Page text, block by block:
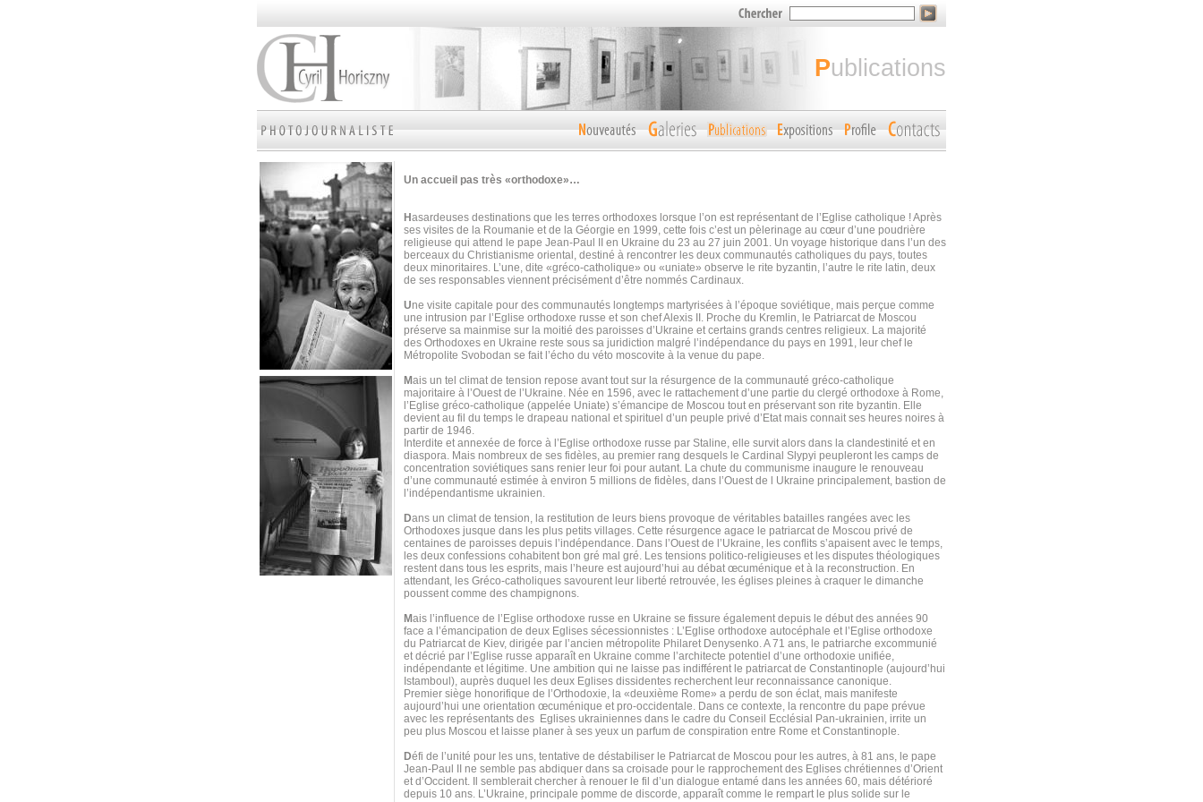
publications
Un accueil pas très «orthodoxe»…
H asardeuses destinations que les terres orthodoxes lorsque l’on est représentant de l’Eglise catholique ! Après
ses visites de la Roumanie et de la Géorgie en 1999, cette fois c’est un pèlerinage au cœur d’une poudrière
religieuse qui attend le pape Jean-Paul II en Ukraine du 23 au 27 juin 2001. Un voyage historique dans l’un des
berceaux du Christianisme oriental, destiné à rencontrer les deux communautés catholiques du pays, toutes
deux minoritaires. L’une, dite «gréco-catholique» ou «uniate» observe le rite byzantin, l’autre le rite latin, deux
de ses responsables viennent précisément d’être nommés Cardinaux.
Une visite capitale pour des communautés longtemps martyrisées à l’époque soviétique, mais perçue comme
une intrusion par l’Eglise orthodoxe russe et son chef Alexis II. Proche du Kremlin, le Patriarcat de Moscou
préserve sa mainmise sur la moitié des paroisses d’Ukraine et certains grands centres religieux. La majorité
des Orthodoxes en Ukraine reste sous sa juridiction malgré l’indépendance du pays en 1991, leur chef le
Métropolite Svobodan se fait l’écho du véto moscovite à la venue du pape.
Mais un tel climat de tension repose avant tout sur la résurgence de la communauté gréco-catholique
majoritaire à l’Ouest de l’Ukraine. Née en 1596, avec le rattachement d’une partie du clergé orthodoxe à Rome,
l’Eglise gréco-catholique (appelée Uniate) s’émancipe de Moscou tout en préservant son rite byzantin. Elle
devient au fil du temps le drapeau national et spirituel d’un peuple privé d’Etat mais connait ses heures noires à
partir de 1946.
Interdite et annexée de force à l’Eglise orthodoxe russe par Staline, elle survit alors dans la clandestinité et en
diaspora. Mais nombreux de ses fidèles, au premier rang desquels le Cardinal Slypyi peupleront les camps de
concentration soviétiques sans renier leur foi pour autant. La chute du communisme inaugure le renouveau
d’une communauté estimée à environ 5 millions de fidèles, dans l’Ouest de l Ukraine principalement, bastion de
l’indépendantisme ukrainien.
Dans un climat de tension, la restitution de leurs biens provoque de véritables batailles rangées avec les
Orthodoxes jusque dans les plus petits villages. Cette résurgence agace le patriarcat de Moscou privé de
centaines de paroisses depuis l’indépendance. Dans l’Ouest de l’Ukraine, les conflits s’apaisent avec le temps,
les deux confessions cohabitent bon gré mal gré. Les tensions politico-religieuses et les disputes théologiques
restent dans tous les esprits, mais l’heure est aujourd’hui au débat œcuménique et à la reconstruction. En
attendant, les Gréco-catholiques savourent leur liberté retrouvée, les églises pleines à craquer le dimanche
poussent comme des champignons.
Mais l’influence de l’Eglise orthodoxe russe en Ukraine se fissure également depuis le début des années 90
face a l’émancipation de deux Eglises sécessionnistes : L’Eglise orthodoxe autocéphale et l’Eglise orthodoxe
du Patriarcat de Kiev, dirigée par l’ancien métropolite Philaret Denysenko. A 71 ans, le patriarche excommunié
et décrié par l’Eglise russe apparaît en Ukraine comme l’architecte potentiel d’une orthodoxie unifiée,
indépendante et légitime. Une ambition qui ne laisse pas indifférent le patriarcat de Constantinople (aujourd’hui
Istamboul), auprès duquel les deux Eglises dissidentes recherchent leur reconnaissance canonique.
Premier siège honorifique de l’Orthodoxie, la «deuxième Rome» a perdu de son éclat, mais manifeste
aujourd’hui une orientation œcuménique et pro-occidentale. Dans ce contexte, la rencontre du pape prévue
avec les représentants des Eglises ukrainiennes dans le cadre du Conseil Ecclésial Pan-ukrainien, irrite un
peu plus Moscou et laisse planer à ses yeux un parfum de conspiration entre Rome et Constantinople.
Défi de l’unité pour les uns, tentative de déstabiliser le Patriarcat de Moscou pour les autres, à 81 ans, le pape
Jean-Paul II ne semble pas abdiquer dans sa croisade pour le rapprochement des Eglises chrétiennes d’Orient
et d’Occident. Il semblerait chercher à renouer le fil d’un dialogue entamé dans les années 60, mais détérioré
depuis 10 ans. L’Ukraine, principale pomme de discorde, apparaît comme le rempart le plus solide sur le